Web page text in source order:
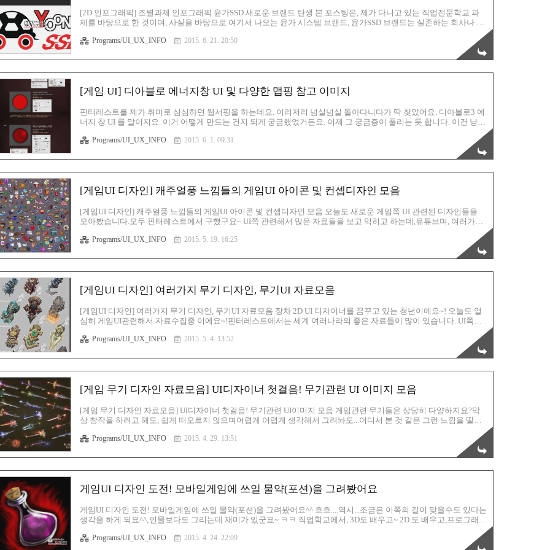
[2D 인포그래픽] 조별과제 인포그래픽 윤가SSD 새로운 브랜드 탄생 본 포스팅은, 제가 다니고 있는 직업전문학교 과
제를 바탕으로 한 것이며, 사실을 바탕으로 여기서 나오는 윤가 시스템 브랜드, 윤가SSD 브랜드는 실존하는 회사나 제
모든 저작권은 저에게 있습니다. 본 일러스트레이터 이미지나 윤가SSD 브랜드를 무단으로 사용시 법적인 조치를 받을
수 있다는 점 알아주시고~그냥 감상용으로만 봐주시면 되겠습니다. 윤가 SSD 브랜드를 제작하였습니다.저희 윤가시
스템에서 이번에 새롭게 개발한 여러 기술들이 녹아들어있는 윤가SSD는 PC시장에서 한 획을 그을 전망입니다. 이제
여러분의 PC는 한층 더 ..
Programs/UI_UX_INFO 2015. 6. 21. 20:50
[게임 UI] 디아블로 에너지창 UI 및 다양한 맵핑 참고 이미지
핀터레스트를 제가 취미로 심심하면 웹서핑을 하는데요. 이리저리 넘실넘실 돌아다니다가 딱 찾았어요. 디아블로3 에
너지 창 UI 를 말이지요. 이거 어떻게 만드는 건지 되게 궁금했었거든요. 이제 그 궁금증이 풀리는 듯 합니다. 이건 냥이
만, 에너지바 사이드를 둘러싸고 있는 금속형태의 질감을 표현한 링을 그린거네요? 이것도 느낌좋구요. 바로 이것이
제가 원하던 것이에요. 디아블로3 에너지창 UI 만드는 방법! 역시 대륙의 힘은 후덜덜합니다. 나중에 이 방법을 활용해
서 제가 직접 한번 제작해 볼 수 있도록 하겠습니다. 이건 정육면체에 맵핑 하듯 만든것 같은데 귀엽고 아기자기 해서
한번 찾아봤어요...
Programs/UI_UX_INFO 2015. 6. 1. 09:31
[게임UI 디자인] 캐주얼풍 느낌들의 게임UI 아이콘 및 컨셉디자인 모음
[게임UI 디자인] 캐주얼풍 느낌들의 게임UI 아이콘 및 컨셉디자인 모음 오늘도 새로운 게임쪽 UI 관련된 디자인들을
모아봤습니다.모두 핀터레스트에서 구했구요~ UI쪽 관련해서 많은 자료들을 보고 익히고 하는데,유튜브며, 여러가지
잘그리는 사람이 우리나라보다 넘처흐르지요. (사람이 많으니까) 보고 따라할 수 있는 그림들로만 우선 올려봤습니다.
그냥 무작정 흉내를 내보는 것이죠. ㅎㅎㅎ 저도 지금부터 조금씩 흉내라도 내서 한번 만들어 보려고 하고 있어요.그리
고, 역시나 제가 자신있어라 하는 UI 아니면 일러스트레이터 쪽으로 한번 저만의 스타일대로이곳에 꾸준히 올려보도
록 할 계획이에요. 지금 그리..
Programs/UI_UX_INFO 2015. 5. 19. 16:25
[게임UI 디자인] 여러가지 무기 디자인, 무기UI 자료모음
[게임UI 디자인] 여러가지 무기 디자인, 무기UI 자료모음 장차 2D UI 디자이너를 꿈꾸고 있는 청년이에요~! 오늘도 열
심히 게임UI관련해서 자료수집중 이에요~!핀터레스트에서는 세계 여러나라의 좋은 자료들이 많이 있습니다. UI쪽을
으니, 직접 가서 보셔도 됩니다. 이런 캐쥬얼풍 디자인들이 요즘 핫하게 뜨고 있는 게임UI죠.저도 개인적으로 실사풍
보다는, 이렇게 캐쥬얼풍을 선호하는 편인지라, 타이밍이 딱 좋지요^^ 이런 리얼풍은 그냥 참고용이요~^^캐주얼을 창
작해내는데 많은 도움이 되지요. 자료를 꾸준히 업로드 하겠습니다.핀터레스트 보기가 귀찮으신 분들은, 제 블로그 오
셔서 저와함께 같이..
Programs/UI_UX_INFO 2015. 5. 4. 13:52
[게임 무기 디자인 자료모음] UI디자이너 첫걸음! 무기관련 UI 이미지 모음
[게임 무기 디자인 자료모음] UI디자이너 첫걸음! 무기관련 UI이미지 모음 게임관련 무기들은 상당히 다양하지요?막
상 창작을 하려고 해도, 쉽게 떠오르지 않으며어렵게 어렵게 생각해서 그려놔도...어디서 본 것 같은 그런 느낌을 떨칠
봐두고, 잘 된 작품은 한번 똑같이 따라해 보는거죠. 게임 UI 중에서도, 무기관련된 디자인 이미지들을 모아놨습니다.
보시고 참고해서, 우리 다같이 좋은 무기(?) 하나 제작해 봅시다! ㅎ 음....올리고보니 이미지가 생각보다 작네요;;;좀 더
큰걸로 올리도록 할께요~! 이런식으로 기본 데셍을 해 놓고, 포토샵이든 일러스트레이터든~작업을 하는 것이죠~! 던
전에..
Programs/UI_UX_INFO 2015. 4. 29. 13:51
게임UI 디자인 도전! 모바일게임에 쓰일 물약(포션)을 그려봤어요
게임UI 디자인 도전! 모바일게임에 쓰일 물약(포션)을 그려봤어요^^ 흐흐....역시...조금은 이쪽의 길이 맞을수도 있다는
생각을 하게 되요^^;인물보다도 그리는데 재미가 있군요~ ㅋㅋ 직업학교에서, 3D도 배우고~ 2D 도 배우고,프로그래밍
고 있어요~ 이건, 제가 처음으로 그려본 포션(물약) 이미지에요^^;여기에서 이제 색상만 바꾸면~ 다양한 포션이 완성
Programs/UI_UX_INFO 2015. 4. 24. 22:09